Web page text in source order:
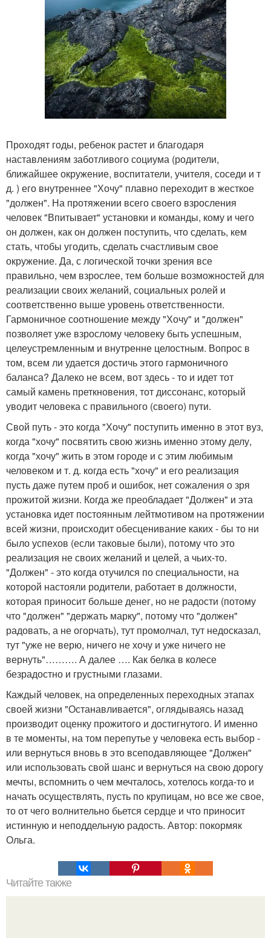
Проходят годы, ребенок растет и благодаря
наставлениям заботливого социума (родители,
ближайшее окружение, воспитатели, учителя, соседи и т
д. ) его внутреннее "Хочу" плавно переходит в жесткое
"должен". На протяжении всего своего взросления
человек "Впитывает" установки и команды, кому и чего
он должен, как он должен поступить, что сделать, кем
стать, чтобы угодить, сделать счастливым свое
окружение. Да, с логической точки зрения все
правильно, чем взрослее, тем больше возможностей для
реализации своих желаний, социальных ролей и
соответственно выше уровень ответственности.
Гармоничное соотношение между "Хочу" и "должен"
позволяет уже взрослому человеку быть успешным,
целеустремленным и внутренне целостным. Вопрос в
том, всем ли удается достичь этого гармоничного
баланса? Далеко не всем, вот здесь - то и идет тот
самый камень преткновения, тот диссонанс, который
уводит человека с правильного (своего) пути.
Свой путь - это когда "Хочу" поступить именно в этот вуз,
когда "хочу" посвятить свою жизнь именно этому делу,
когда "хочу" жить в этом городе и с этим любимым
человеком и т. д. когда есть "хочу" и его реализация
пусть даже путем проб и ошибок, нет сожаления о зря
прожитой жизни. Когда же преобладает "Должен" и эта
установка идет постоянным лейтмотивом на протяжении
всей жизни, происходит обесценивание каких - бы то ни
было успехов (если таковые были), потому что это
реализация не своих желаний и целей, а чьих-то.
"Должен" - это когда отучился по специальности, на
которой настояли родители, работает в должности,
которая приносит больше денег, но не радости (потому
что "должен" "держать марку", потому что "должен"
радовать, а не огорчать), тут промолчал, тут недосказал,
тут "уже не верю, ничего не хочу и уже ничего не
вернуть"………. А далее …. Как белка в колесе
безрадостно и грустными глазами.
Каждый человек, на определенных переходных этапах
своей жизни "Останавливается", оглядываясь назад
производит оценку прожитого и достигнутого. И именно
в те моменты, на том перепутье у человека есть выбор -
или вернуться вновь в это всеподавляющее "Должен"
или использовать свой шанс и вернуться на свою дорогу
мечты, вспомнить о чем мечталось, хотелось когда-то и
начать осуществлять, пусть по крупицам, но все же свое,
то от чего волнительно бьется сердце и что приносит
истинную и неподдельную радость. Автор: покормяк
Ольга.
Читайте также